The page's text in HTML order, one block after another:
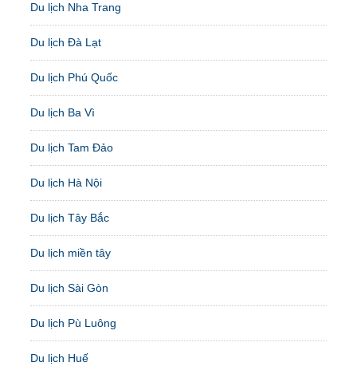
Du lịch Nha Trang
Du lịch Đà Lạt
Du lịch Phú Quốc
Du lịch Ba Vì
Du lịch Tam Đảo
Du lịch Hà Nội
Du lịch Tây Bắc
Du lịch miền tây
Du lịch Sài Gòn
Du lịch Pù Luông
Du lịch Huế